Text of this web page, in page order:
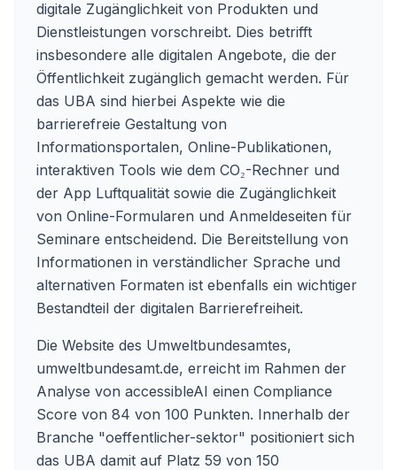
digitale Zugänglichkeit von Produkten und
Dienstleistungen vorschreibt. Dies betrifft
insbesondere alle digitalen Angebote, die der
Öffentlichkeit zugänglich gemacht werden. Für
das UBA sind hierbei Aspekte wie die
barrierefreie Gestaltung von
Informationsportalen, Online-Publikationen,
interaktiven Tools wie dem CO₂-Rechner und
der App Luftqualität sowie die Zugänglichkeit
von Online-Formularen und Anmeldeseiten für
Seminare entscheidend. Die Bereitstellung von
Informationen in verständlicher Sprache und
alternativen Formaten ist ebenfalls ein wichtiger
Bestandteil der digitalen Barrierefreiheit.
Die Website des Umweltbundesamtes,
umweltbundesamt.de, erreicht im Rahmen der
Analyse von accessibleAI einen Compliance
Score von 84 von 100 Punkten. Innerhalb der
Branche "oeffentlicher-sektor" positioniert sich
das UBA damit auf Platz 59 von 150